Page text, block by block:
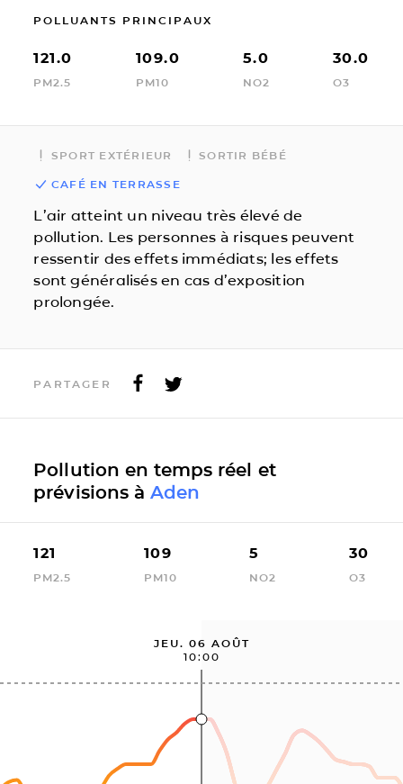
POLLUANTS PRINCIPAUX
121.0
PM2.5
109.0
PM10
5.0
NO2
30.0
O3
SPORT EXTÉRIEUR SORTIR BÉBÉ
CAFÉ EN TERRASSE
L’air atteint un niveau très élevé de
pollution. Les personnes à risques peuvent
ressentir des effets immédiats; les effets
sont généralisés en cas d’exposition
prolongée.
PARTAGER
Pollution en temps réel et
prévisions à Aden
121
PM2.5
109
PM10
5
NO2
30
O3
JEU. 06 AOÛT
10:00